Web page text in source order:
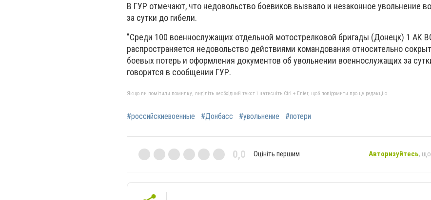
В ГУР отмечают, что недовольство боевиков вызвало и незаконное увольнение
за сутки до гибели.
"Среди 100 военнослужащих отдельной мотострелковой бригады (Донецк) 1 АК
распространяется недовольство действиями командования относительно
боевых потерь и оформления документов об увольнении военнослужащих за
говорится в сообщении ГУР.
Якщо ви помітили помилку, виділіть необхідний текст і натисніть Ctrl + Enter, щоб повідомити про це редакцію
#российскиевоенные #Донбасс #увольнение #потери
0,0 Оцініть першим Авторизуйтесь,